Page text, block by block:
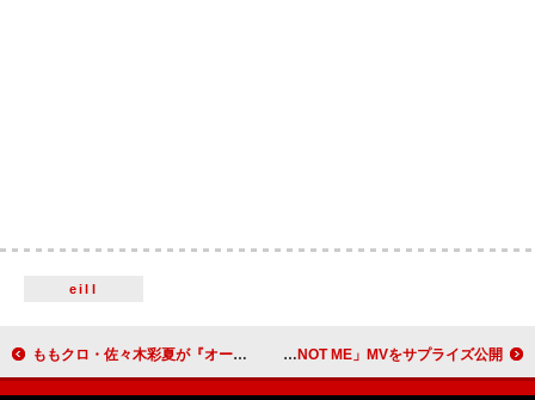
eill
ももクロ・佐々木彩夏が『オールナイトニッポンX』パーソナリティ、“恋愛”テーマでリスナーと大激論へ ILLIT、“パパラッチ風”「NOT ME」MVをサプライズ公開